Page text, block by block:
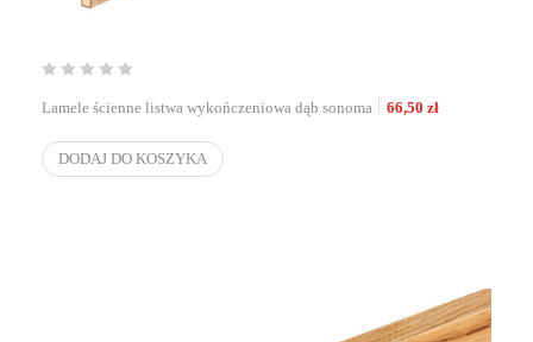
Lamele ścienne listwa wykończeniowa dąb sonoma 66,50 zł
DODAJ DO KOSZYKA